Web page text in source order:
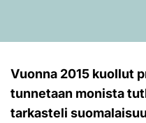
Vuonna 2015 kuollut
tunnetaan monista
tarkasteli